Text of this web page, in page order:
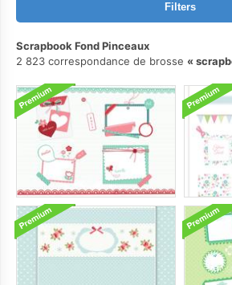
Filters
Scrapbook Fond Pinceaux
2 823 correspondance de brosse